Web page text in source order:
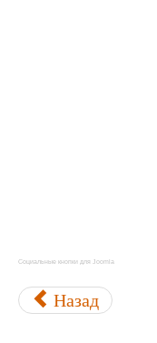
Социальные кнопки для Joomla
Назад